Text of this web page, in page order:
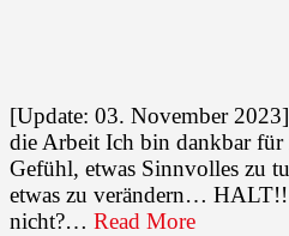
[Update: 03. November
die Arbeit Ich bin dankbar für
Gefühl, etwas Sinnvolles zu
etwas zu verändern…
nicht?… Read More